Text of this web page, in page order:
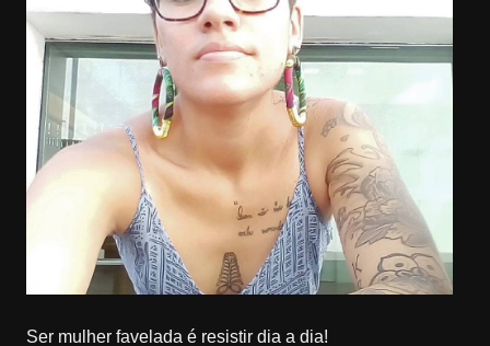
Ser mulher favelada é resistir dia a dia!